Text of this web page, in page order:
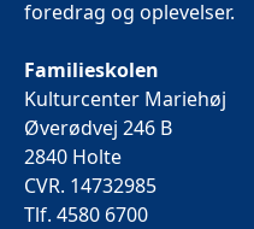
foredrag og oplevelser.
Familieskolen
Kulturcenter Mariehøj
Øverødvej 246 B
2840 Holte
CVR. 14732985
Tlf. 4580 6700